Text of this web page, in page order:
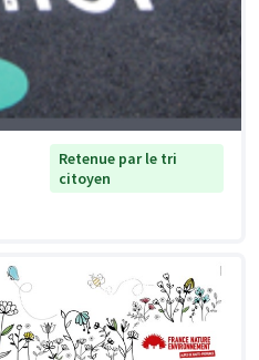
Retenue par le tri
citoyen